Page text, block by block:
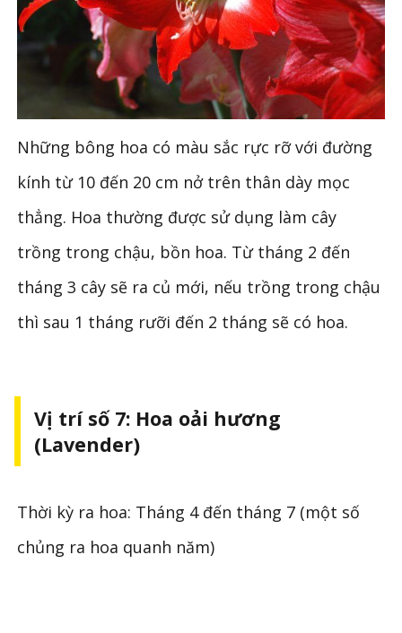
Những bông hoa có màu sắc rực rỡ với đường
kính từ 10 đến 20 cm nở trên thân dày mọc
thẳng. Hoa thường được sử dụng làm cây
trồng trong chậu, bồn hoa. Từ tháng 2 đến
tháng 3 cây sẽ ra củ mới, nếu trồng trong chậu
thì sau 1 tháng rưỡi đến 2 tháng sẽ có hoa.
Vị trí số 7: Hoa oải hương
(Lavender)
Thời kỳ ra hoa: Tháng 4 đến tháng 7 (một số
chủng ra hoa quanh năm)